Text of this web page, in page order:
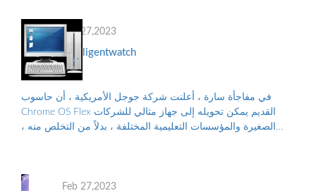
Feb 27,2023
intelligentwatch
في مفاجأة سارة ، أعلنت شركة جوجل الأمريكية ، أن حاسوب
Chrome OS Flex القديم يمكن تحويله إلى جهاز مثالي للشركات
الصغيرة والمؤسسات التعليمية المختلفة ، بدلاً من التخلص منه ،
Feb 27,2023